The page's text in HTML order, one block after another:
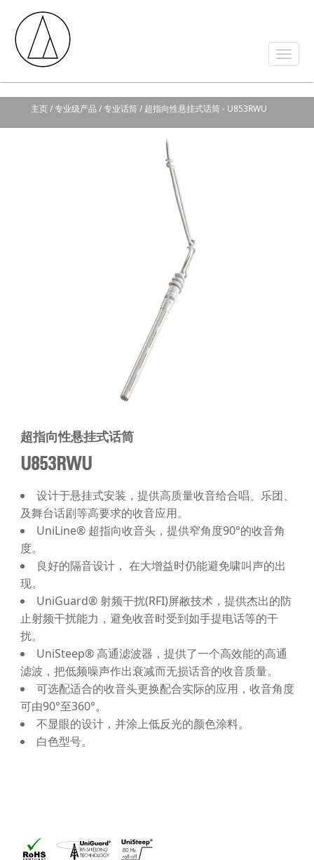
主页/ 专业级产品 / 专业话筒 / 超指向性悬挂式话筒 - U853RWU
超指向性悬挂式话筒
U853RWU
设计于悬挂式安装，提供高质量收音给合唱、乐团、
及舞台话剧等高要求的收音应用。
UniLine® 超指向收音头，提供窄角度90°的收音角
度。
良好的隔音设计， 在大增益时仍能避免啸叫声的出
现。
UniGuard® 射频干扰(RFI)屏敝技术，提供杰出的防
止射频干扰能力，避免收音时受到如手提电话等的干
扰。
UniSteep® 高通滤波器，提供了一个高效能的高通
滤波，把低频噪声作出衰减而无损话音的收音质量。
可选配适合的收音头更换配合实际的应用，收音角度
可由90°至360°。
不显眼的设计，并涂上低反光的颜色涂料。
白色型号。